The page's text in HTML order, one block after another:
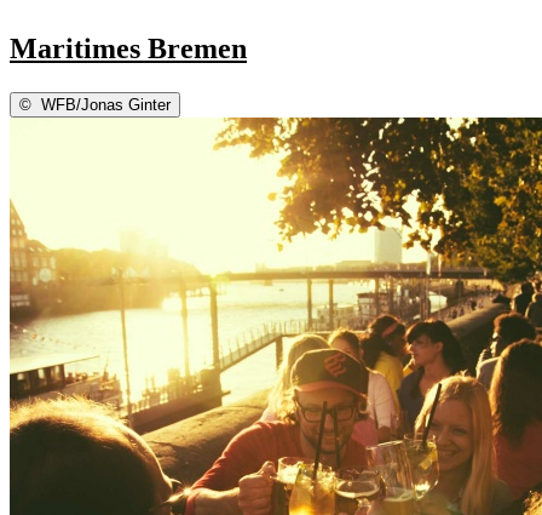
Maritimes Bremen
© WFB/Jonas Ginter